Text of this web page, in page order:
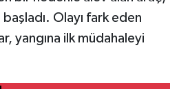
Olayı fark eden
yangına ilk müdahaleyi